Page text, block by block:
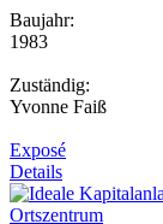
Baujahr:
1983
Zuständig:
Yvonne Faiß
Exposé
Details